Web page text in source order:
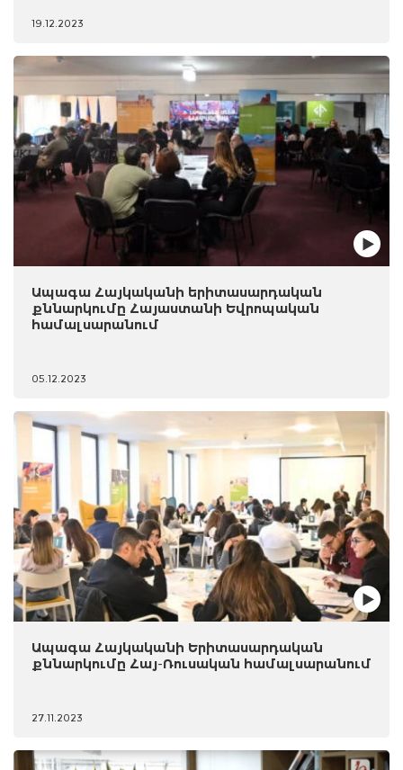
19.12.2023
Ապագա Հայկականի երիտասարդական
քննարկումը Հայաստանի Եվրոպական
համալսարանում
05.12.2023
Ապագա Հայկականի Երիտասարդական
քննարկումը Հայ-Ռուսական համալսարանում
27.11.2023